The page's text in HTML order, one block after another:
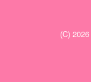
(C) 2026